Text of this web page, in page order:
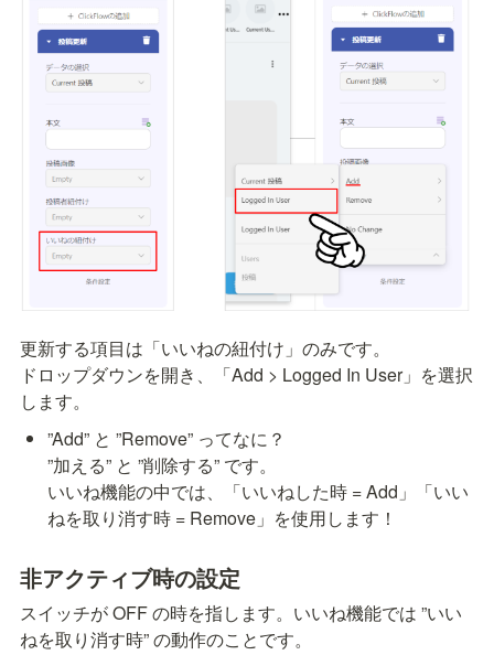
更新する項目は「いいねの紐付け」のみです。
ドロップダウンを開き、「Add > Logged In User」を選択
します。
”Add” と ”Remove” ってなに？
”加える” と ”削除する” です。
いいね機能の中では、「いいねした時 = Add」「いい
ねを取り消す時 = Remove」を使用します！
非アクティブ時の設定
スイッチが OFF の時を指します。いいね機能では ”いい
ねを取り消す時” の動作のことです。